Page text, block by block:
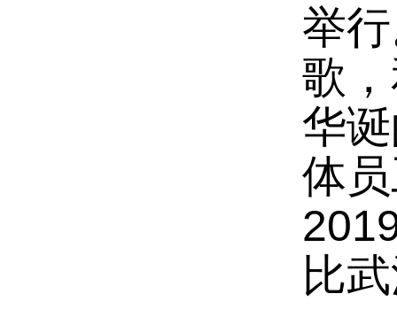
举
歌
华
体
比